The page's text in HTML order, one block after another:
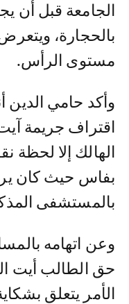
الجامعة قبل أن
بالحجارة،
مستوى الرأس.
وأكد حامي الدين
اقتراف جريمة
الهالك إلا
بفاس حيث كان
بالمستشفى
وعن اتهامه
حق الطالب أيت
الأمر يتعلق